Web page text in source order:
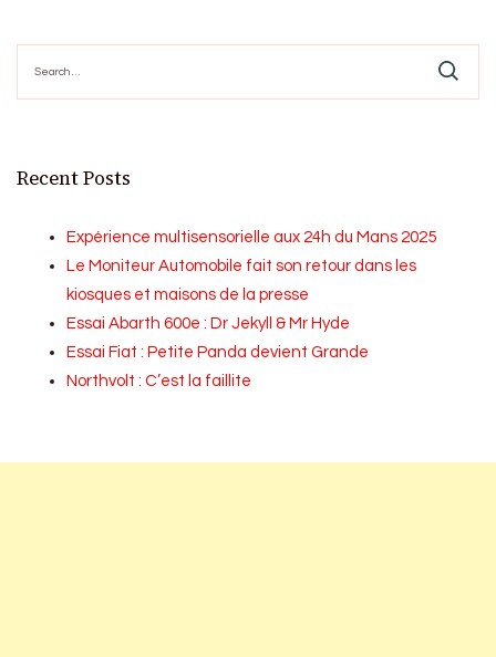
for:
Recent Posts
Expérience multisensorielle aux 24h du Mans 2025
Le Moniteur Automobile fait son retour dans les
kiosques et maisons de la presse
Essai Abarth 600e : Dr Jekyll & Mr Hyde
Essai Fiat : Petite Panda devient Grande
Northvolt : C’est la faillite